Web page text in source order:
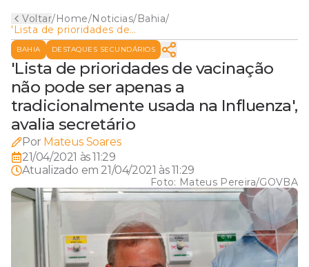
Voltar/Home/Noticias/Bahia/
'Lista de prioridades de
vacinação não pode ser
apenas a tradicionalmente
usada na Influenza', avalia
secretário
BAHIA DESTAQUES SECUNDÁRIOS
'Lista de prioridades de vacinação
não pode ser apenas a
tradicionalmente usada na Influenza',
avalia secretário
Por Mateus Soares
21/04/2021 às 11:29
Atualizado em 21/04/2021 às 11:29
Foto: Mateus Pereira/GOVBA